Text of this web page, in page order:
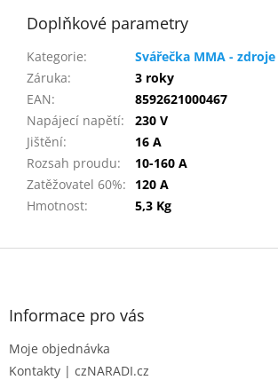
Doplňkové parametry
Kategorie:
Svářečka MMA - zdroje
Záruka:
3 roky
EAN:
8592621000467
Napájecí napětí:
230 V
Jištění:
16 A
Rozsah proudu:
10-160 A
Zatěžovatel 60%:
120 A
Hmotnost: 5,3 Kg
Z
Informace pro vás
Moje objednávka
Kontakty | czNARADI.cz